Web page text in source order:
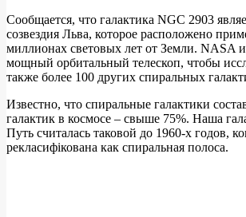
Сообщается, что галактика NGC 2903
созвездия Льва, которое расположено
миллионах световых лет от Земли. NASA
мощный орбитальный телескоп, чтобы
также более 100 других спиральных
Известно, что спиральные галактики
галактик в космосе – свыше 75%. Наша
Путь считалась таковой до 1960-х годов,
рекласифікована как спиральная полоса.